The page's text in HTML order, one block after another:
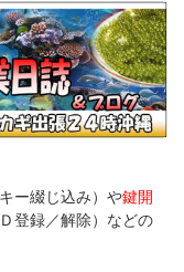
e
t
ー綴じ込み）や鍵開
Ｄ登録／解除）などの